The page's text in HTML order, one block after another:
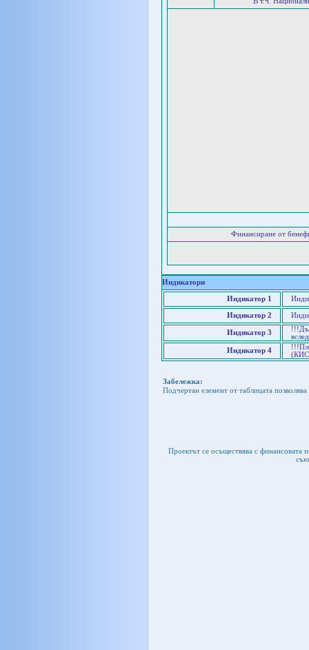
Финансиране от
Индикатори
Индикатор 1
Индикатор 2
Индикатор 3
Индикатор 4
Забележка:
Подчертан елемент от таблицата
Проектът се осъществява с финансовата